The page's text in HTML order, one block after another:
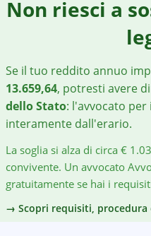
Non riesci a
Se il tuo reddito annuo
13.659,64, potresti avere
dello Stato: l'avvocato per
interamente dall'erario.
La soglia si alza di circa €
convivente. Un avvocato
gratuitamente se hai i
→ Scopri requisiti, procedura